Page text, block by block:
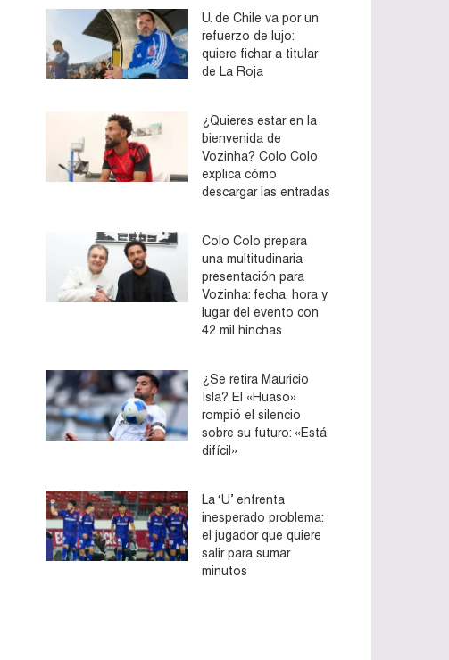
U. de Chile va por un
refuerzo de lujo:
quiere fichar a titular
de La Roja
¿Quieres estar en la
bienvenida de
Vozinha? Colo Colo
explica cómo
descargar las entradas
Colo Colo prepara
una multitudinaria
presentación para
Vozinha: fecha, hora y
lugar del evento con
42 mil hinchas
¿Se retira Mauricio
Isla? El «Huaso»
rompió el silencio
sobre su futuro: «Está
difícil»
La ‘U’ enfrenta
inesperado problema:
el jugador que quiere
salir para sumar
minutos